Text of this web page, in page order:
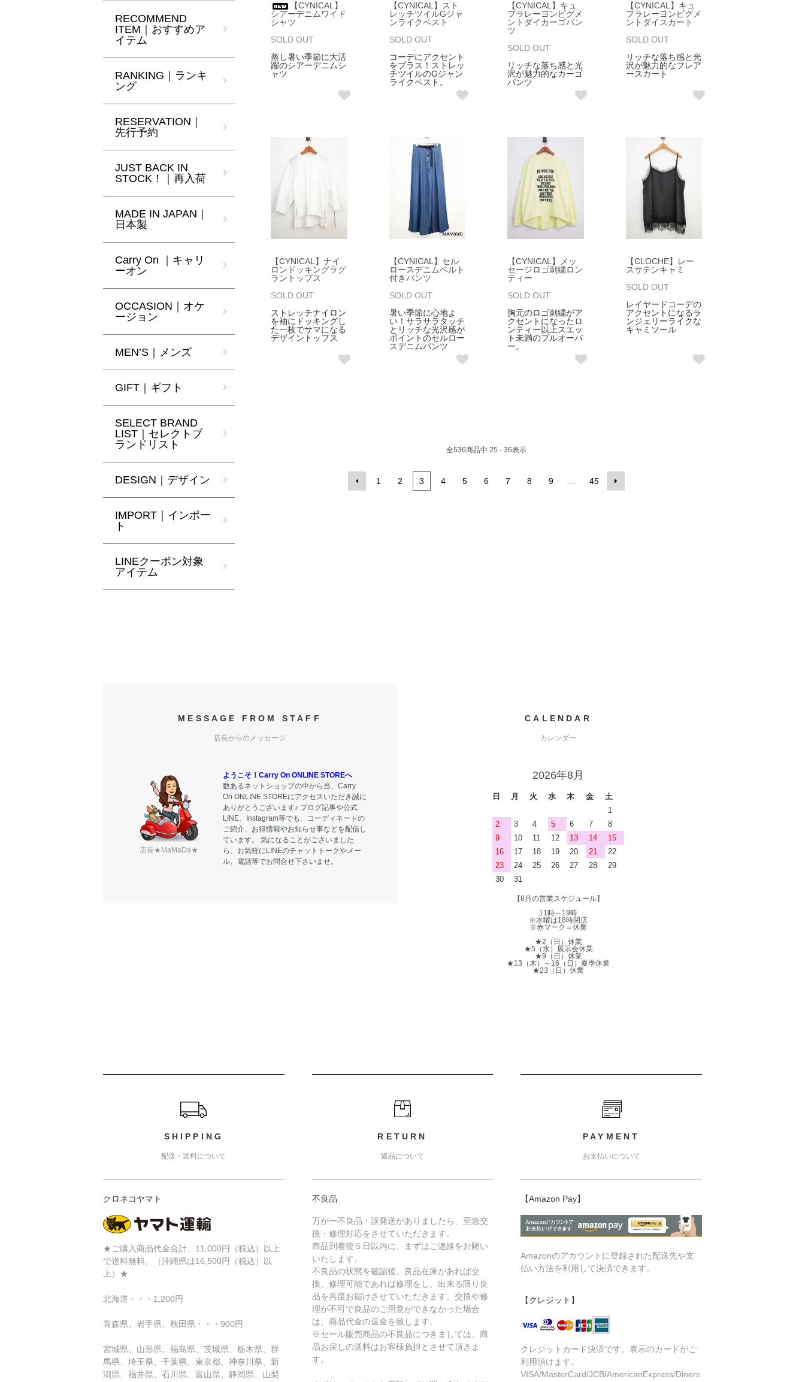
【CYNICAL】
シアーデニムワイド
シャツ
SOLD OUT
蒸し暑い季節に大活
躍のシアーデニムシ
ャツ
【CYNICAL】スト
レッチツイルGジャ
ンライクベスト
SOLD OUT
コーデにアクセント
をプラス！ストレッ
チツイルのGジャン
ライクベスト。
【CYNICAL】キュ
プラレーヨンピグメ
ントダイカーゴパン
ツ
SOLD OUT
リッチな落ち感と光
沢が魅力的なカーゴ
パンツ
【CYNICAL】キュ
プラレーヨンピグメ
ントダイスカート
SOLD OUT
リッチな落ち感と光
沢が魅力的なフレア
ースカート
【CYNICAL】ナイ
ロンドッキングラグ
ラントップス
SOLD OUT
ストレッチナイロン
を袖にドッキングし
た一枚でサマになる
デザイントップス
【CYNICAL】セル
ロースデニムベルト
付きパンツ
SOLD OUT
暑い季節に心地よ
い！サラサラタッチ
とリッチな光沢感が
ポイントのセルロー
スデニムパンツ
【CYNICAL】メッ
セージロゴ刺繍ロン
ティー
SOLD OUT
胸元のロゴ刺繍がア
クセントになったロ
ンティー以上スエッ
ト未満のプルオーバ
ー。
【CLOCHE】レー
スサテンキャミ
SOLD OUT
レイヤードコーデの
アクセントになるラ
ンジェリーライクな
キャミソール
全536商品中 25 - 36表示
1 2 3 4 5 6 7 8 9 45
RECOMMEND
ITEM｜おすすめア
イテム
RANKING｜ランキ
ング
RESERVATION｜
先行予約
JUST BACK IN
STOCK！｜再入荷
MADE IN JAPAN｜
日本製
Carry On ｜キャリ
ーオン
OCCASION｜オケ
ージョン
MEN’S｜メンズ
GIFT｜ギフト
SELECT BRAND
LIST｜セレクトブ
ランドリスト
DESIGN｜デザイン
IMPORT｜インポー
ト
LINEクーポン対象
アイテム
MESSAGE FROM STAFF
店長からのメッセージ
店長★MaMaDa★
ようこそ！Carry On ONLINE STOREへ
数あるネットショップの中から当、Carry
On ONLINE STOREにアクセスいただき誠に
ありがとうございます♪ ブログ記事や公式
LINE、Instagram等でも、コーディネートの
ご紹介、お得情報やお知らせ事などを配信し
ています。 気になることがございました
ら、お気軽にLINEのチャットトークやメー
ル、電話等でお問合せ下さいませ。
CALENDAR
カレンダー
2026年8月
日 月 火 水 木 金
土
1
2
3 4 5 6 7
8
9
10 11 12 13 14
15
16
17 18 19 20 21
22
23
24 25 26 27 28
29
30
31
【8月の営業スケジュール】
11時～19時
※水曜は18時閉店
※赤マーク＝休業
★2（日）休業
★5（水）展示会休業
★9（日）休業
★13（木）～16（日）夏季休業
★23（日）休業
ショッピングガイド
SHIPPING
配送・送料について
クロネコヤマト
★ご購入商品代金合計、11,000円（税込）以上
で送料無料。（沖縄県は16,500円（税込）以
上）★
北海道・・・1,200円
青森県、岩手県、秋田県・・・900円
宮城県、山形県、福島県、茨城県、栃木県、群
馬県、埼玉県、千葉県、東京都、神奈川県、新
潟県、福井県、石川県、富山県、静岡県、山梨
RETURN
返品について
不良品
万が一不良品・誤発送がありましたら、至急交
換・修理対応をさせていただきます。
商品到着後５日以内に、まずはご連絡をお願い
いたします。
不良品の状態を確認後、良品在庫があれば交
換、修理可能であれば修理をし、出来る限り良
品を再度お届けさせていただきます。交換や修
理が不可で良品のご用意ができなかった場合
は、商品代金の返金を致します。
※セール販売商品の不良品につきましては、商
品お戻しの送料はお客様負担とさせて頂きま
す。
PAYMENT
お支払いについて
【Amazon Pay】
Amazonのアカウントに登録された配送先や支
払い方法を利用して決済できます。
【クレジット】
クレジットカード決済です。表示のカードがご
利用頂けます。
VISA/MasterCard/JCB/AmericanExpress/Diners